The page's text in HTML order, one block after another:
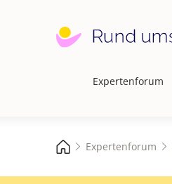
Hauptnavigation
Expertenforum
Expertenforum